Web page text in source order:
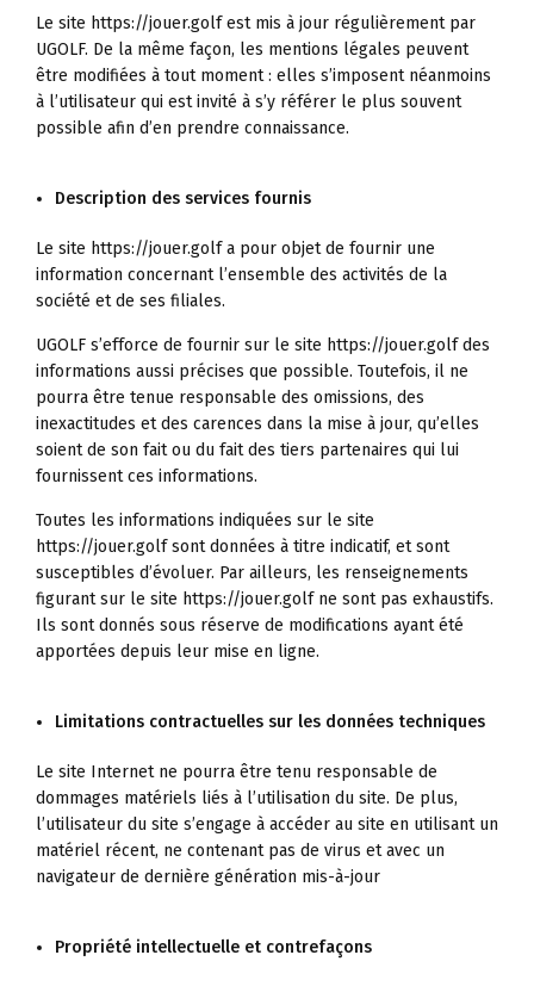
Le site https://jouer.golf est mis à jour régulièrement par
UGOLF. De la même façon, les mentions légales peuvent
être modifiées à tout moment : elles s’imposent néanmoins
à l’utilisateur qui est invité à s’y référer le plus souvent
possible afin d’en prendre connaissance.
Description des services fournis
Le site https://jouer.golf a pour objet de fournir une
information concernant l’ensemble des activités de la
société et de ses filiales.
UGOLF s’efforce de fournir sur le site https://jouer.golf des
informations aussi précises que possible. Toutefois, il ne
pourra être tenue responsable des omissions, des
inexactitudes et des carences dans la mise à jour, qu’elles
soient de son fait ou du fait des tiers partenaires qui lui
fournissent ces informations.
Toutes les informations indiquées sur le site
https://jouer.golf sont données à titre indicatif, et sont
susceptibles d’évoluer. Par ailleurs, les renseignements
figurant sur le site https://jouer.golf ne sont pas exhaustifs.
Ils sont donnés sous réserve de modifications ayant été
apportées depuis leur mise en ligne.
Limitations contractuelles sur les données techniques
Le site Internet ne pourra être tenu responsable de
dommages matériels liés à l’utilisation du site. De plus,
l’utilisateur du site s’engage à accéder au site en utilisant un
matériel récent, ne contenant pas de virus et avec un
navigateur de dernière génération mis-à-jour
Propriété intellectuelle et contrefaçons